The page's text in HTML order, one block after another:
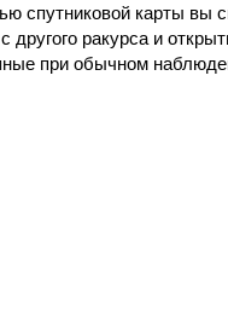
спутниковой карты вы
другого ракурса и
при обычном